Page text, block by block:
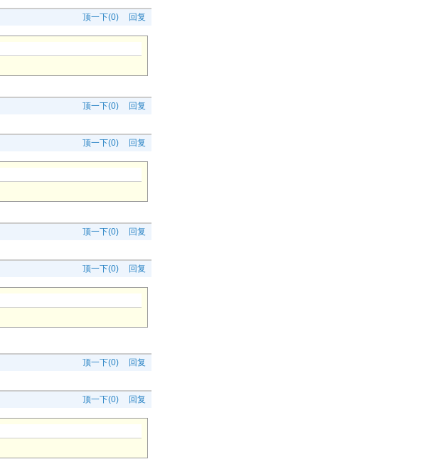
回复
顶一下(0)
回复
顶一下(0)
回复
顶一下(0)
回复
顶一下(0)
回复
顶一下(0)
回复
顶一下(0)
回复
顶一下(0)